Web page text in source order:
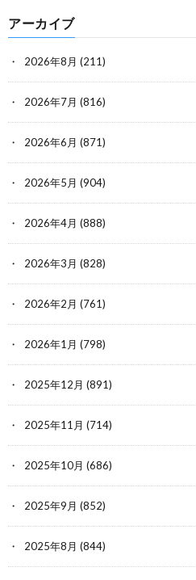
アーカイブ
2026年8月 (211)
2026年7月 (816)
2026年6月 (871)
2026年5月 (904)
2026年4月 (888)
2026年3月 (828)
2026年2月 (761)
2026年1月 (798)
2025年12月 (891)
2025年11月 (714)
2025年10月 (686)
2025年9月 (852)
2025年8月 (844)